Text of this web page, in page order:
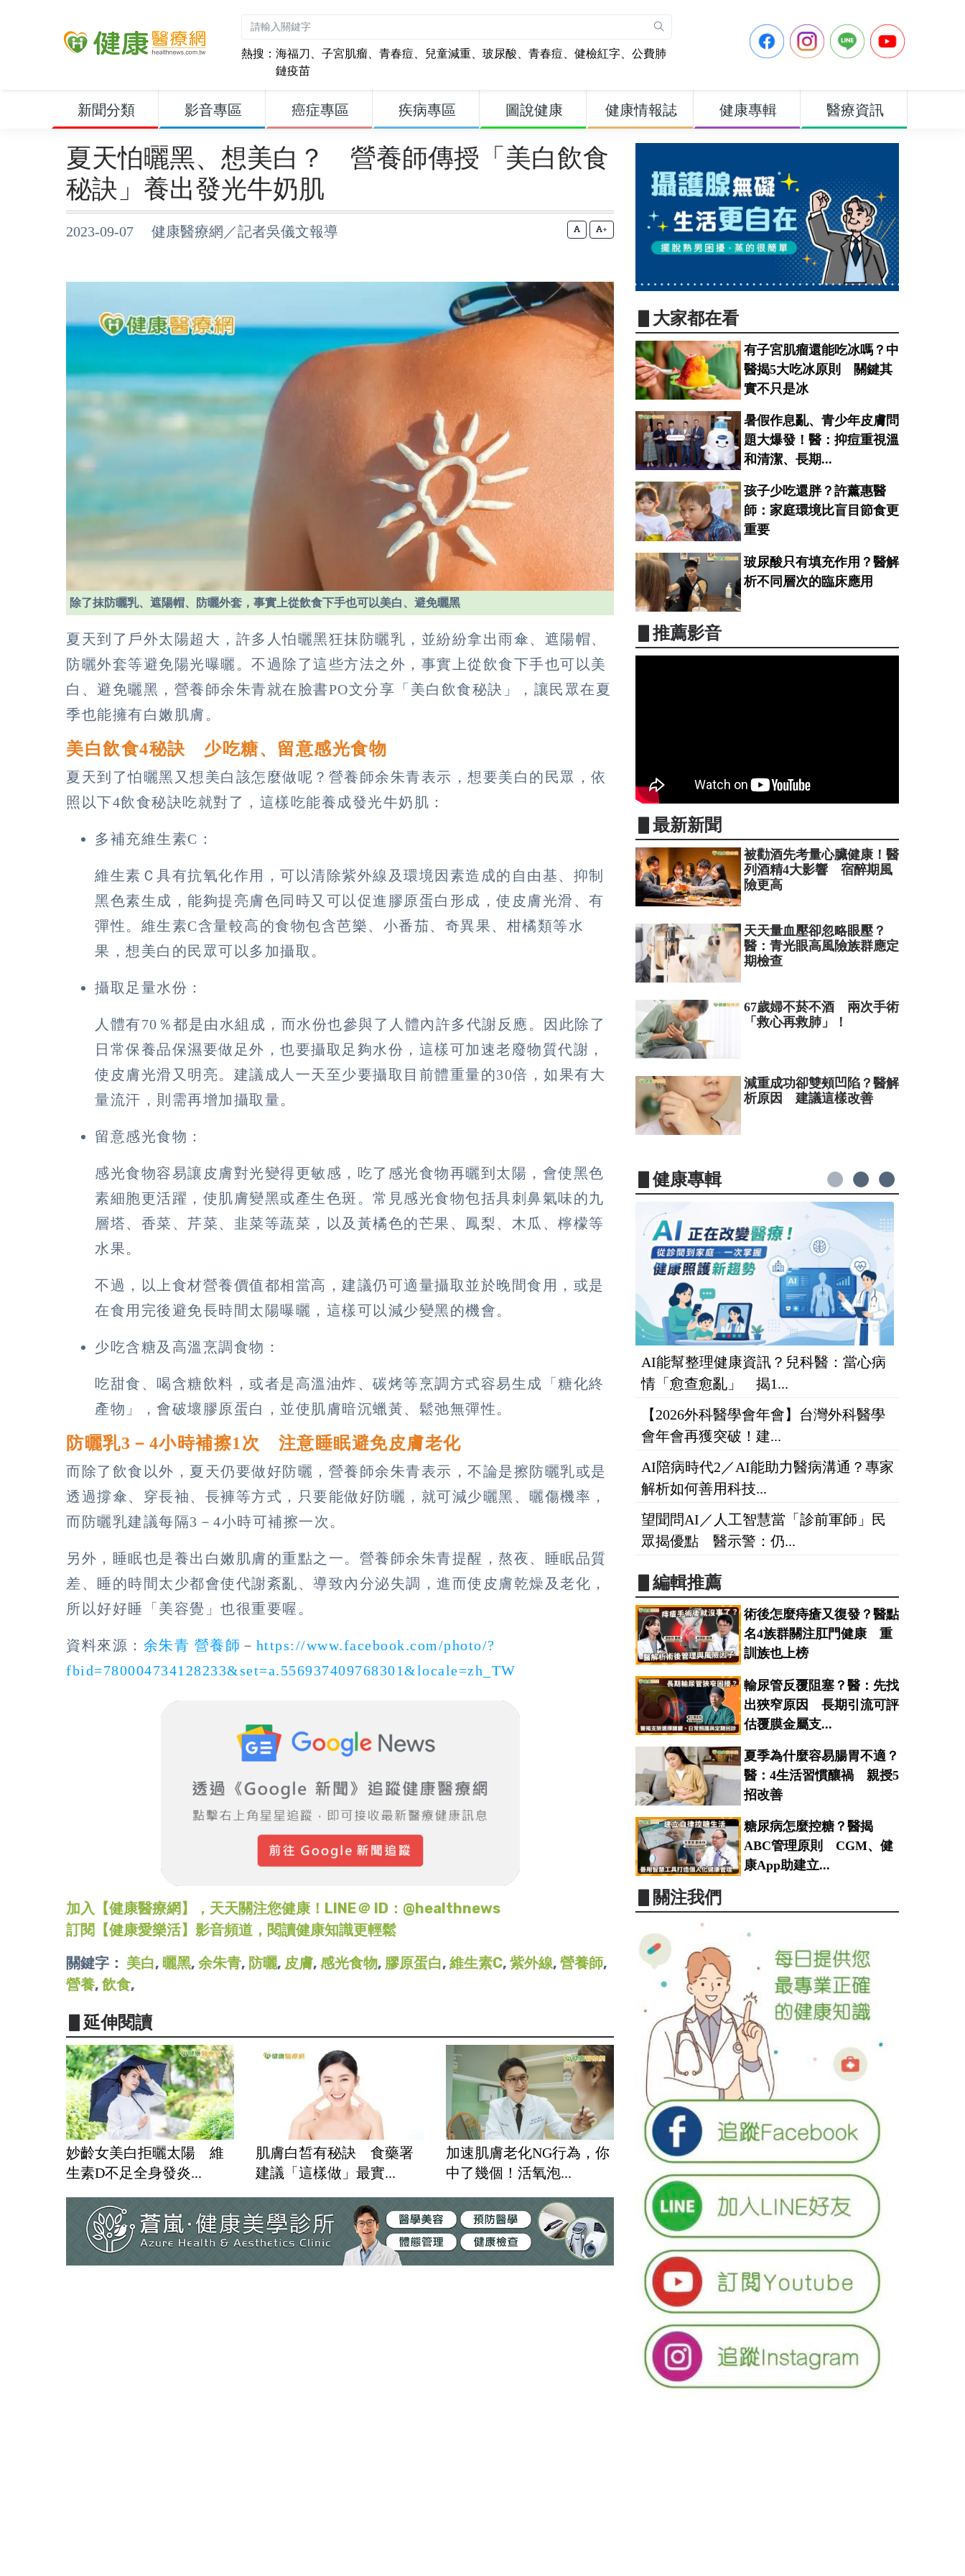
熱搜： 海福刀 、 子宮肌瘤、 青春痘、 兒童減重、 玻尿酸、 青春痘、 健檢紅字、 公費肺
鏈疫苗
新聞分類 影音專區 癌症專區 疾病專區 圖說健康 健康情報誌 健康專輯 醫療資訊
夏天怕曬黑、想美白？ 營養師傳授「美白飲食
秘訣」養出發光牛奶肌
2023-09-07 健康醫療網／記者吳儀文報導 +
除了抹防曬乳、遮陽帽、防曬外套，事實上從飲食下手也可以美白、避免曬黑
夏天到了戶外太陽超大，許多人怕曬黑狂抹防曬乳，並紛紛拿出雨傘、遮陽帽、
防曬外套等避免陽光曝曬。不過除了這些方法之外，事實上從飲食下手也可以美
白、避免曬黑，營養師余朱青就在臉書PO文分享「美白飲食秘訣」，讓民眾在夏
季也能擁有白嫩肌膚。
美白飲食4秘訣 少吃糖、留意感光食物
夏天到了怕曬黑又想美白該怎麼做呢？營養師余朱青表示，想要美白的民眾，依
照以下4飲食秘訣吃就對了，這樣吃能養成發光牛奶肌：
多補充維生素C：
維生素Ｃ具有抗氧化作用，可以清除紫外線及環境因素造成的自由基、抑制
黑色素生成，能夠提亮膚色同時又可以促進膠原蛋白形成，使皮膚光滑、有
彈性。維生素C含量較高的食物包含芭樂、小番茄、奇異果、柑橘類等水
果，想美白的民眾可以多加攝取。
攝取足量水份：
人體有70％都是由水組成，而水份也參與了人體內許多代謝反應。因此除了
日常保養品保濕要做足外，也要攝取足夠水份，這樣可加速老廢物質代謝，
使皮膚光滑又明亮。建議成人一天至少要攝取目前體重量的30倍，如果有大
量流汗，則需再增加攝取量。
留意感光食物：
感光食物容易讓皮膚對光變得更敏感，吃了感光食物再曬到太陽，會使黑色
素細胞更活躍，使肌膚變黑或產生色斑。常見感光食物包括具刺鼻氣味的九
層塔、香菜、芹菜、韭菜等蔬菜，以及黃橘色的芒果、鳳梨、木瓜、檸檬等
水果。
不過，以上食材營養價值都相當高，建議仍可適量攝取並於晚間食用，或是
在食用完後避免長時間太陽曝曬，這樣可以減少變黑的機會。
少吃含糖及高溫烹調食物：
吃甜食、喝含糖飲料，或者是高溫油炸、碳烤等烹調方式容易生成「糖化終
產物」，會破壞膠原蛋白，並使肌膚暗沉蠟黃、鬆弛無彈性。
防曬乳3－4小時補擦1次 注意睡眠避免皮膚老化
而除了飲食以外，夏天仍要做好防曬，營養師余朱青表示，不論是擦防曬乳或是
透過撐傘、穿長袖、長褲等方式，只要能做好防曬，就可減少曬黑、曬傷機率，
而防曬乳建議每隔3－4小時可補擦一次。
另外，睡眠也是養出白嫩肌膚的重點之一。營養師余朱青提醒，熬夜、睡眠品質
差、睡的時間太少都會使代謝紊亂、導致內分泌失調，進而使皮膚乾燥及老化，
所以好好睡「美容覺」也很重要喔。
資料來源： 余朱青 營養師 － https://www.facebook.com/photo/?
fbid=780004734128233&set=a.556937409768301&locale=zh_TW
加入【健康醫療網】，天天關注您健康！LINE＠ ID：@healthnews
訂閱【健康愛樂活】影音頻道，閱讀健康知識更輕鬆
關鍵字： 美白, 曬黑, 余朱青, 防曬, 皮膚, 感光食物, 膠原蛋白, 維生素C, 紫外線, 營養師,
營養, 飲食,
▋延伸閱讀
妙齡女美白拒曬太陽 維
生素D不足全身發炎...
肌膚白皙有秘訣 食藥署
建議「這樣做」最實...
加速肌膚老化NG行為，你
中了幾個！活氧泡...
▋大家都在看
有子宮肌瘤還能吃冰嗎？中
醫揭5大吃冰原則 關鍵其
實不只是冰
暑假作息亂、青少年皮膚問
題大爆發！醫：抑痘重視溫
和清潔、長期...
孩子少吃還胖？許薰惠醫
師：家庭環境比盲目節食更
重要
玻尿酸只有填充作用？醫解
析不同層次的臨床應用
▋推薦影音
▋最新新聞
被勸酒先考量心臟健康！醫
列酒精4大影響 宿醉期風
險更高
天天量血壓卻忽略眼壓？
醫：青光眼高風險族群應定
期檢查
67歲婦不菸不酒 兩次手術
「救心再救肺」！
減重成功卻雙頰凹陷？醫解
析原因 建議這樣改善
▋健康專輯
AI能幫整理健康資訊？兒科醫：當心病
情「愈查愈亂」 揭1...
【2026外科醫學會年會】台灣外科醫學
會年會再獲突破！建...
AI陪病時代2／AI能助力醫病溝通？專家
解析如何善用科技...
望聞問AI／人工智慧當「診前軍師」民
眾揭優點 醫示警：仍...
▋編輯推薦
術後怎麼痔瘡又復發？醫點
名4族群關注肛門健康 重
訓族也上榜
輸尿管反覆阻塞？醫：先找
出狹窄原因 長期引流可評
估覆膜金屬支...
夏季為什麼容易腸胃不適？
醫：4生活習慣釀禍 親授5
招改善
糖尿病怎麼控糖？醫揭
ABC管理原則 CGM、健
康App助建立...
▋關注我們